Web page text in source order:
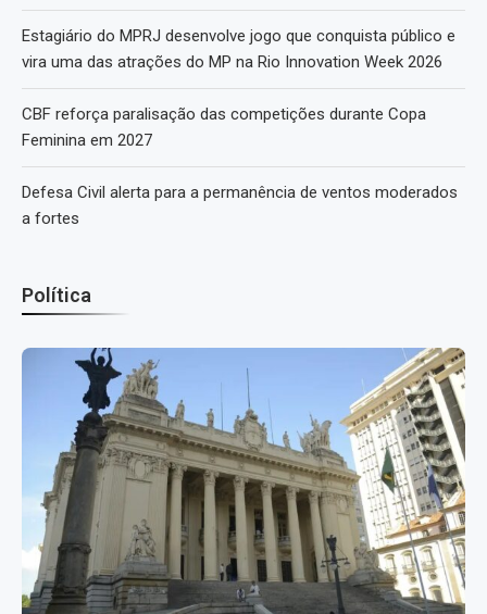
Estagiário do MPRJ desenvolve jogo que conquista público e
vira uma das atrações do MP na Rio Innovation Week 2026
CBF reforça paralisação das competições durante Copa
Feminina em 2027
Defesa Civil alerta para a permanência de ventos moderados
a fortes
Política